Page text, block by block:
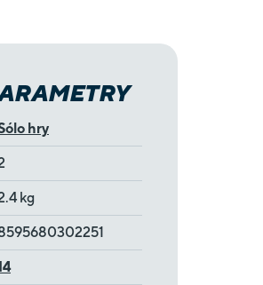
hry
kg